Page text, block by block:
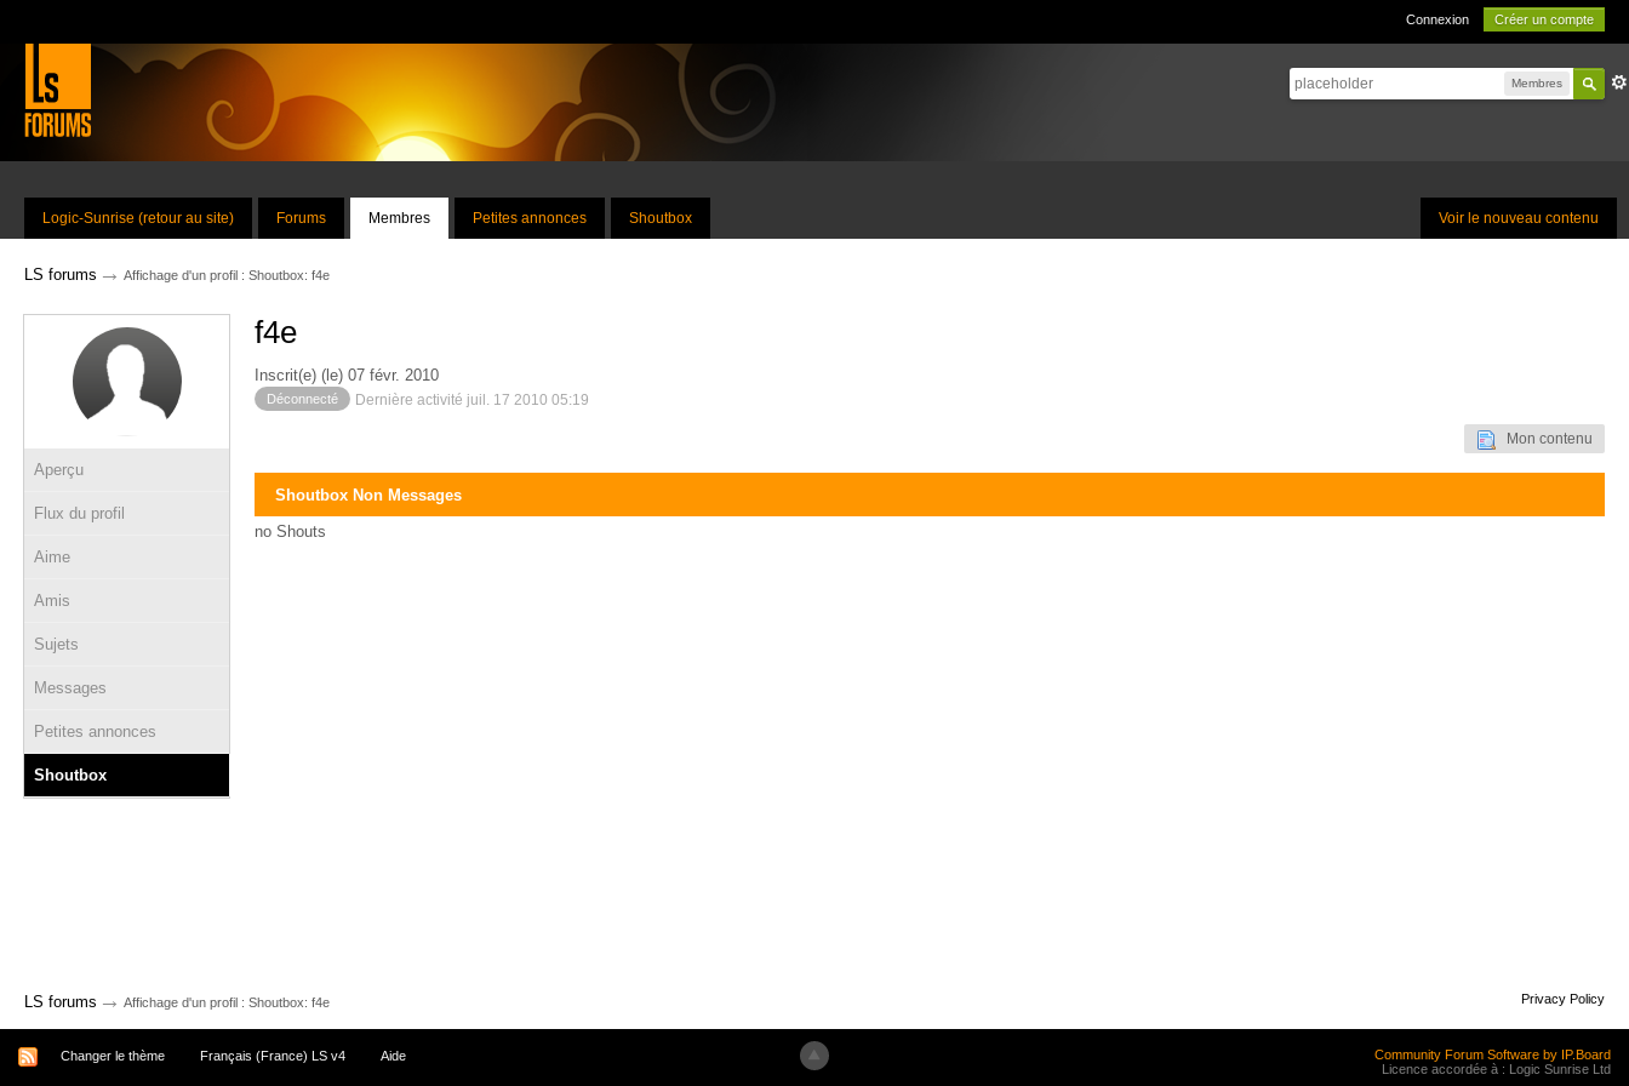
Connexion Créer un compte
Membres
Voir le nouveau contenu
Logic-Sunrise (retour au site) Forums Membres Petites annonces Shoutbox
LS forums → Affichage d'un profil : Shoutbox: f4e
Aperçu
Flux du profil
Aime
Amis
Sujets
Messages
Petites annonces
Shoutbox
f4e
Inscrit(e) (le) 07 févr. 2010
Déconnecté Dernière activité juil. 17 2010 05:19
Mon contenu
Shoutbox Non Messages
no Shouts
LS forums → Affichage d'un profil : Shoutbox: f4e Privacy Policy
Changer le thème Français (France) LS v4 Aide
Community Forum Software by IP.Board
Licence accordée à : Logic Sunrise Ltd